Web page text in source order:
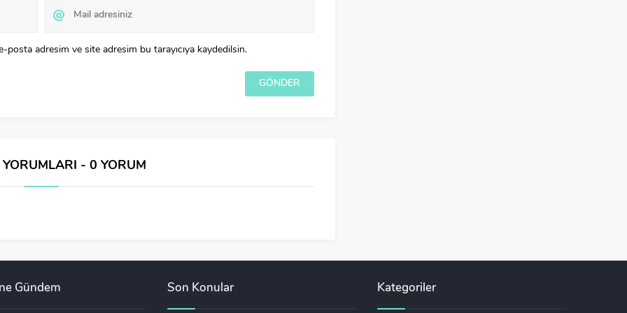
posta adresim ve site adresim bu tarayıcıya kaydedilsin.
YORUMLARI - 0 YORUM
Gündem Son Konular Kategoriler